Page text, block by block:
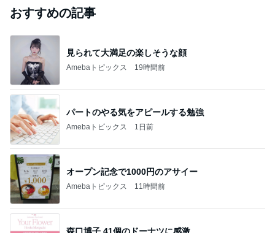
おすすめの記事
見られて大満足の楽しそうな顔
Amebaトピックス 19時間前
パートのやる気をアピールする勉強
Amebaトピックス 1日前
オープン記念で1000円のアサイー
Amebaトピックス 11時間前
森口博子 41個のドーナツに感激